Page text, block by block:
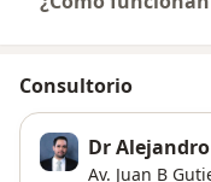
Consultorio
Dr
Av. Juan B